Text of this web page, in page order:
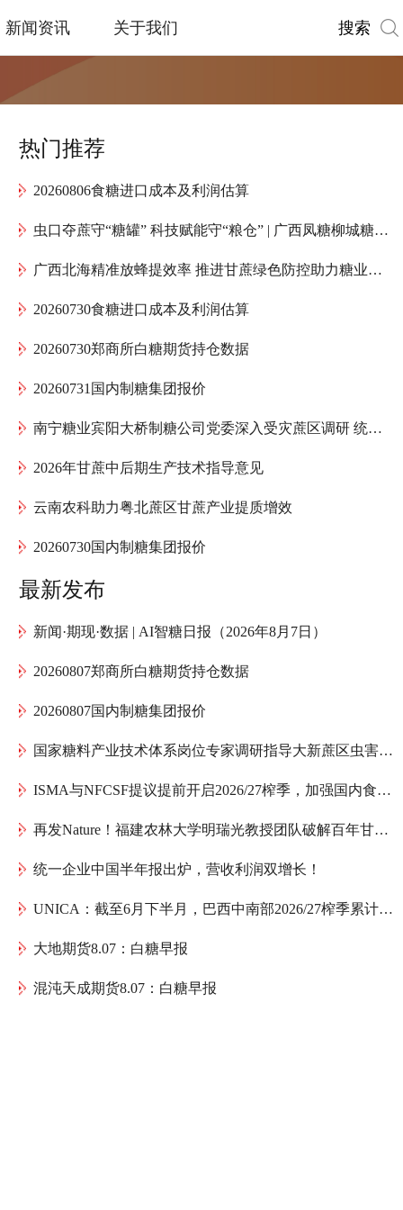
新闻资讯 关于我们 搜索
热门推荐
20260806食糖进口成本及利润估算
虫口夺蔗守“糖罐” 科技赋能守“粮仓” | 广西凤糖柳城糖厂全力护航“甜蜜产业”高质量发展
广西北海精准放蜂提效率 推进甘蔗绿色防控助力糖业提质增效
20260730食糖进口成本及利润估算
20260730郑商所白糖期货持仓数据
20260731国内制糖集团报价
南宁糖业宾阳大桥制糖公司党委深入受灾蔗区调研 统筹推进甘蔗灾后复产工作
2026年甘蔗中后期生产技术指导意见
云南农科助力粤北蔗区甘蔗产业提质增效
20260730国内制糖集团报价
最新发布
新闻·期现·数据 | AI智糖日报（2026年8月7日）
20260807郑商所白糖期货持仓数据
20260807国内制糖集团报价
国家糖料产业技术体系岗位专家调研指导大新蔗区虫害防治
ISMA与NFCSF提议提前开启2026/27榨季，加强国内食糖供应
再发Nature！福建农林大学明瑞光教授团队破解百年甘蔗育种谜题：母本如何送出一份“双倍遗传礼物”
统一企业中国半年报出炉，营收利润双增长！
UNICA：截至6月下半月，巴西中南部2026/27榨季累计产糖1075.4万吨，同比减少152万吨
大地期货8.07：白糖早报
混沌天成期货8.07：白糖早报